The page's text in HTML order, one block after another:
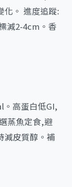
化。 進度追蹤:
減2-4cm。香
。高蛋白低GI,
蒸魚定食,避
減皮質醇。補